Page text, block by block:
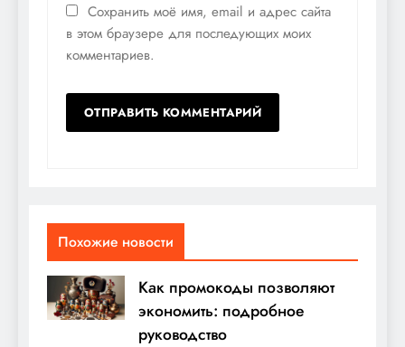
Сохранить моё имя, email и адрес сайта
в этом браузере для последующих моих
комментариев.
Похожие новости
Как промокоды позволяют
экономить: подробное
руководство